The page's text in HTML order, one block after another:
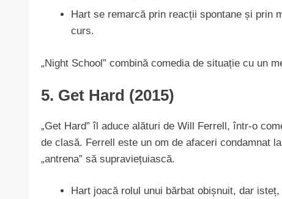
Hart se remarcă prin reacții spontane și prin
curs.
„Night School” combină comedia de situație cu un
5. Get Hard (2015)
„Get Hard” îl aduce alături de Will Ferrell, într-o
de clasă. Ferrell este un om de afaceri condamnat
„antrena” să supraviețuiască.
Hart joacă rolul unui bărbat obișnuit, dar